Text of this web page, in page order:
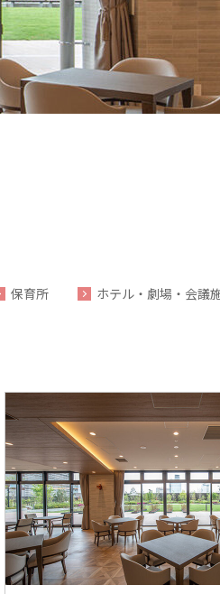
保育所 ホテル・劇場・会議